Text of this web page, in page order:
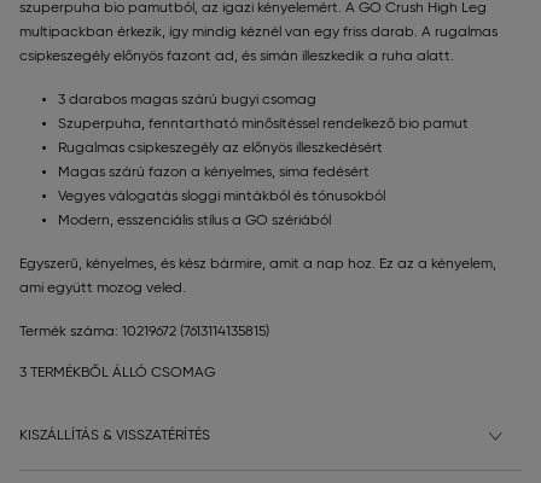
szuperpuha bio pamutból, az igazi kényelemért. A GO Crush High Leg
multipackban érkezik, így mindig kéznél van egy friss darab. A rugalmas
csipkeszegély előnyös fazont ad, és simán illeszkedik a ruha alatt.
3 darabos magas szárú bugyi csomag
Szuperpuha, fenntartható minősítéssel rendelkező bio pamut
Rugalmas csipkeszegély az előnyös illeszkedésért
Magas szárú fazon a kényelmes, sima fedésért
Vegyes válogatás sloggi mintákból és tónusokból
Modern, esszenciális stílus a GO szériából
Egyszerű, kényelmes, és kész bármire, amit a nap hoz. Ez az a kényelem,
ami együtt mozog veled.
Termék száma: 10219672 (7613114135815)
3 TERMÉKBŐL ÁLLÓ CSOMAG
KISZÁLLÍTÁS & VISSZATÉRÍTÉS